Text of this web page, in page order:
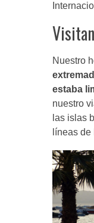
Nuestro
estaba
nuestro
las islas
líneas de